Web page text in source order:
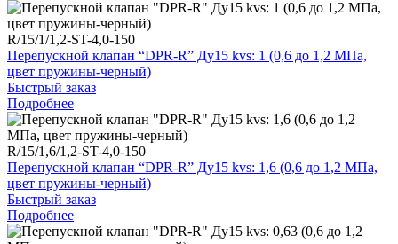
R/15/1/1,2-ST-4,0-150
Перепускной клапан “DPR-R” Ду15 kvs: 1 (0,6 до 1,2 МПа,
цвет пружины-черный)
Быстрый заказ
Подробнее
R/15/1,6/1,2-ST-4,0-150
Перепускной клапан “DPR-R” Ду15 kvs: 1,6 (0,6 до 1,2 МПа,
цвет пружины-черный)
Быстрый заказ
Подробнее